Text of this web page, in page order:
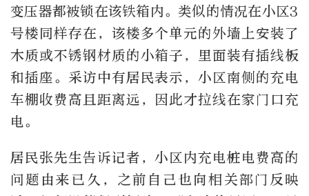
变压器都被锁在该铁箱内。类似的情况在小区3
号楼同样存在，该楼多个单元的外墙上安装了
木质或不锈钢材质的小箱子，里面装有插线板
和插座。采访中有居民表示，小区南侧的充电
车棚收费高且距离远，因此才拉线在家门口充
电。
居民张先生告诉记者，小区内充电桩电费高的
问题由来已久，之前自己也向相关部门反映